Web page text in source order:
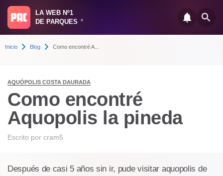
LA WEB Nº1
DE PARQUES
®
Inicio Blog Como encontré A...
AQUÓPOLIS COSTA DAURADA
Como encontré
Aquopolis la pineda
Escrito por cram5
Después de casi 5 años sin ir, pude visitar aquopolis de